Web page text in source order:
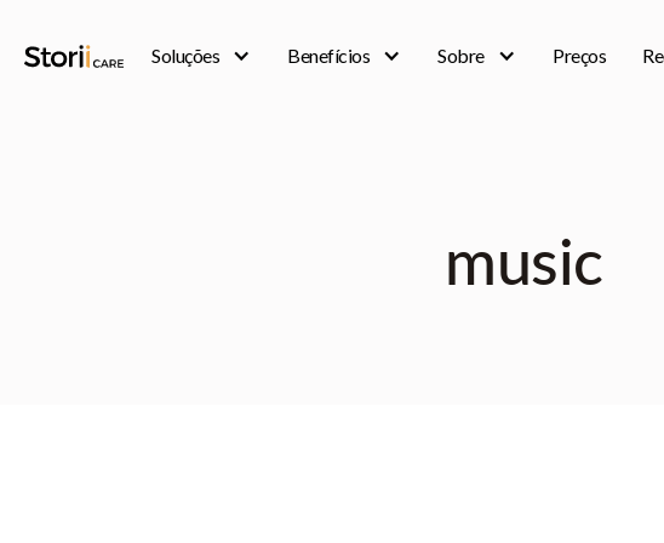
Soluções Benefícios Sobre Preços
music